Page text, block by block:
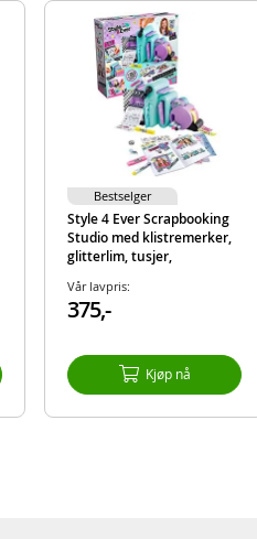
Produktdetaljer
Modell
Style 4 Ever Scrapbooking
Studio med klistremerker,
glitterlim, tusjer,
Vår lavpris:
375,-
Kjøp nå
Bestselger